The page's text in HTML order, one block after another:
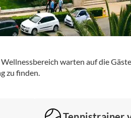
warten auf die
zu finden.